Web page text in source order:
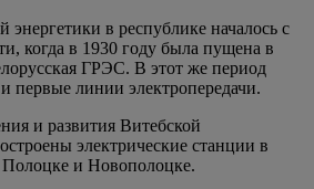
энергетики в республике началось с
когда в 1930 году была пущена в
ГРЭС. В этот же период
первые линии электропередачи.
и развития Витебской
электрические станции в
и Новополоцке.